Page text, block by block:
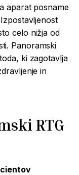
aparat posname
celo nižja od
Panoramski
ki zagotavlja
in
RTG